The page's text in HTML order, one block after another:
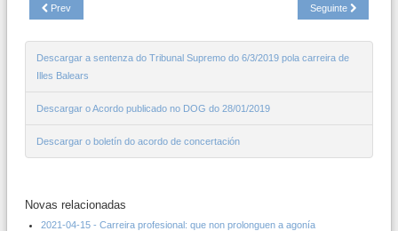
Prev Seguinte
Descargar a sentenza do Tribunal Supremo do 6/3/2019 pola carreira de
Illes Balears
Descargar o Acordo publicado no DOG do 28/01/2019
Descargar o boletín do acordo de concertación
Novas relacionadas
2021-04-15 - Carreira profesional: que non prolonguen a agonía